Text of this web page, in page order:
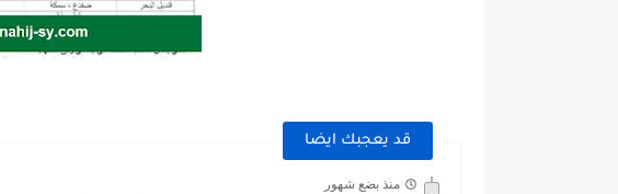
قد يعجبك ايضا
منذ بضع شهور